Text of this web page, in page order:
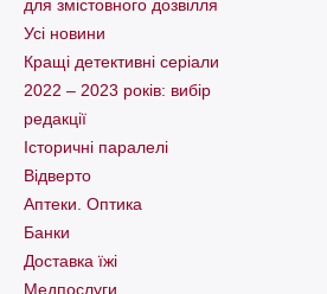
для змістовного дозвілля
Усі новини
Кращі детективні серіали
2022 – 2023 років: вибір
редакції
Історичні паралелі
Відверто
Аптеки. Оптика
Банки
Доставка їжі
Медпослуги